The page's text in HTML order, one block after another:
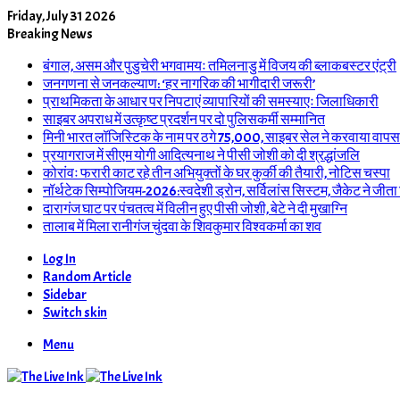
Friday, July 31 2026
Breaking News
बंगाल, असम और पुडुचेरी भगवामयः तमिलनाडु में विजय की ब्लाकबस्टर एंट्री
जनगणना से जनकल्याण: ‘हर नागरिक की भागीदारी जरूरी’
प्राथमिकता के आधार पर निपटाएं व्यापारियों की समस्याएः जिलाधिकारी
साइबर अपराध में उत्कृष्ट प्रदर्शन पर दो पुलिसकर्मी सम्मानित
मिनी भारत लॉजिस्टिक के नाम पर ठगे 75,000, साइबर सेल ने करवाया वापस
प्रयागराज में सीएम योगी आदित्यनाथ ने पीसी जोशी को दी श्रद्धांजलि
कोरांवः फरारी काट रहे तीन अभियुक्तों के घर कुर्की की तैयारी, नोटिस चस्पा
नॉर्थटेक सिम्पोजियम-2026:स्वदेशी ड्रोन, सर्विलांस सिस्टम, जैकेट ने जीता
दारागंज घाट पर पंचतत्व में विलीन हुए पीसी जोशी, बेटे ने दी मुखाग्नि
तालाब में मिला रानीगंज चुंदवा के शिवकुमार विश्वकर्मा का शव
Log In
Random Article
Sidebar
Switch skin
Menu